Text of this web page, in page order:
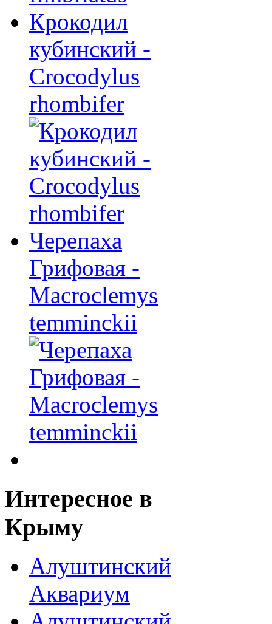
Крокодил
кубинский -
Crocodylus
rhombifer
Черепаха
Грифовая -
Macroclemys
temminckii
Интересное в
Крыму
Алуштинский
Аквариум